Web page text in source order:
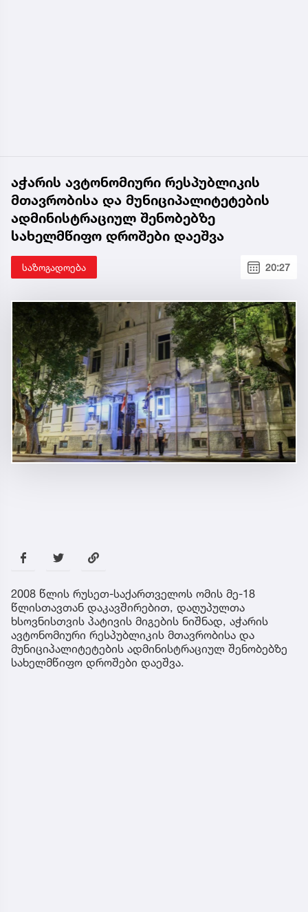
აჭარის ავტონომიური რესპუბლიკის
მთავრობისა და მუნიციპალიტეტების
ადმინისტრაციულ შენობებზე
სახელმწიფო დროშები დაეშვა
საზოგადოება 20:27
2008 წლის რუსეთ-საქართველოს ომის მე-18
წლისთავთან დაკავშირებით, დაღუპულთა
ხსოვნისთვის პატივის მიგების ნიშნად, აჭარის
ავტონომიური რესპუბლიკის მთავრობისა და
მუნიციპალიტეტების ადმინისტრაციულ შენობებზე
სახელმწიფო დროშები დაეშვა.